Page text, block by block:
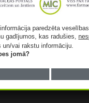
paredzēta
gadījumos, kas radušies,
vai rakstu informāciju.
jomā?